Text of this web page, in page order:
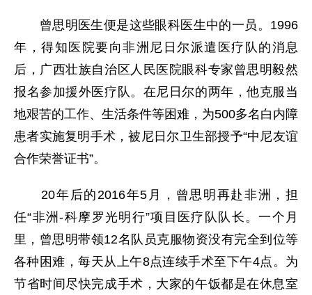
曾思明医生便是这些眼科医生中的一员。1996
年，得知医院要向非洲尼日尔派遣医疗队的消息
后，广西壮族自治区人民医院眼科专家曾思明毅然
报名参加援外医疗队。在尼日尔的两年，他克服当
地艰苦的工作、生活条件等困难，为500多名白内障
患者实施复明手术，被尼日尔卫生部授予“中尼友谊
合作荣誉证书”。
20年后的2016年5月，曾思明再赴非洲，担
任“非洲-科摩罗光明行”项目医疗队队长。一个月
里，曾思明带领12名队员克服物资没有完全到位等
各种困难，每天从上午8点连续手术至下午4点。为
节省时间尽快完成手术，大家的午饭都是在休息室